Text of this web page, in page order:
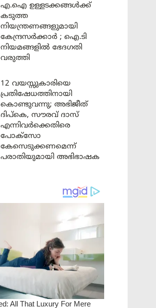
എ.ഐ ഉള്ളടക്കങ്ങൾക്ക്
കടുത്ത
നിയന്ത്രണങ്ങളുമായി
കേന്ദ്രസർക്കാർ ; ഐ.ടി
നിയമങ്ങളിൽ ഭേദഗതി
വരുത്തി
12 വയസ്സുകാരിയെ
പ്രതിഷേധത്തിനായി
കൊണ്ടുവന്നു; അഭിജീത്
ദിപ്കെ, സൗരവ് ദാസ്
എന്നിവർക്കെതിരെ
പോക്സോ
കേസെടുക്കണമെന്ന്
പരാതിയുമായി അഭിഭാഷക